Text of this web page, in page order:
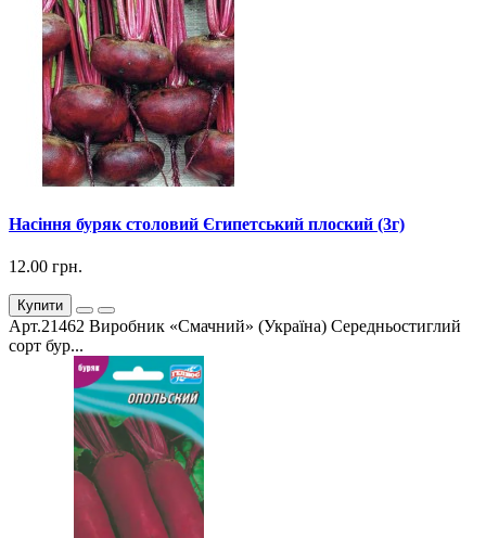
Насіння буряк столовий Єгипетський плоский (3г)
12.00 грн.
Купити
Арт.21462 Виробник «Смачний» (Україна) Середньостиглий
сорт бур...